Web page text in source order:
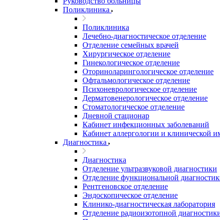
Поликлиника
Поликлиника
Лечебно-диагностическое отделение
Отделение семейных врачей
Хирургическое отделение
Гинекологическое отделение
Оториноларингологическое отделение
Офтальмологическое отделение
Психоневрологическое отделение
Дерматовенерологическое отделение
Стоматологическое отделение
Дневной стационар
Кабинет инфекционных заболеваний
Кабинет аллергологии и клинической
Диагностика
Диагностика
Отделение ультразвуковой диагностики
Отделение функциональной
Рентгеновское отделение
Эндоскопическое отделение
Клинико-диагностическая лаборатория
Отделение радиоизотопной